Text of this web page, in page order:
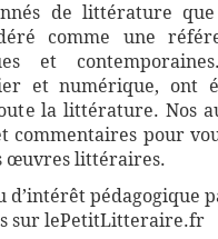
de littérature
comme une
et
et numérique, ont
la littérature. Nos
commentaires pour
œuvres littéraires.
pédagogique
sur lePetitLitteraire.fr